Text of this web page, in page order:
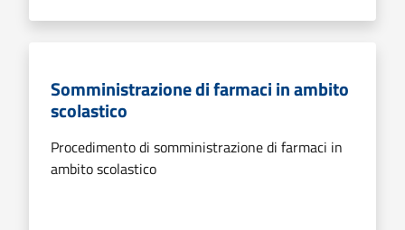
Somministrazione di farmaci in ambito
scolastico
Procedimento di somministrazione di farmaci in
ambito scolastico